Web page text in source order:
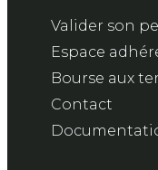
Valider son
Espace
Bourse aux
Contact